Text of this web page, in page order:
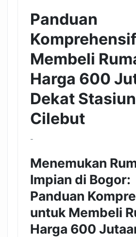
Panduan
Membeli
Harga 600
Dekat Stasiun
Cilebut
-
Menemukan
Impian di Bogor:
Panduan
untuk Membeli
Harga 600